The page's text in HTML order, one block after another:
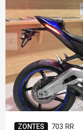
ZONTES 703 RR